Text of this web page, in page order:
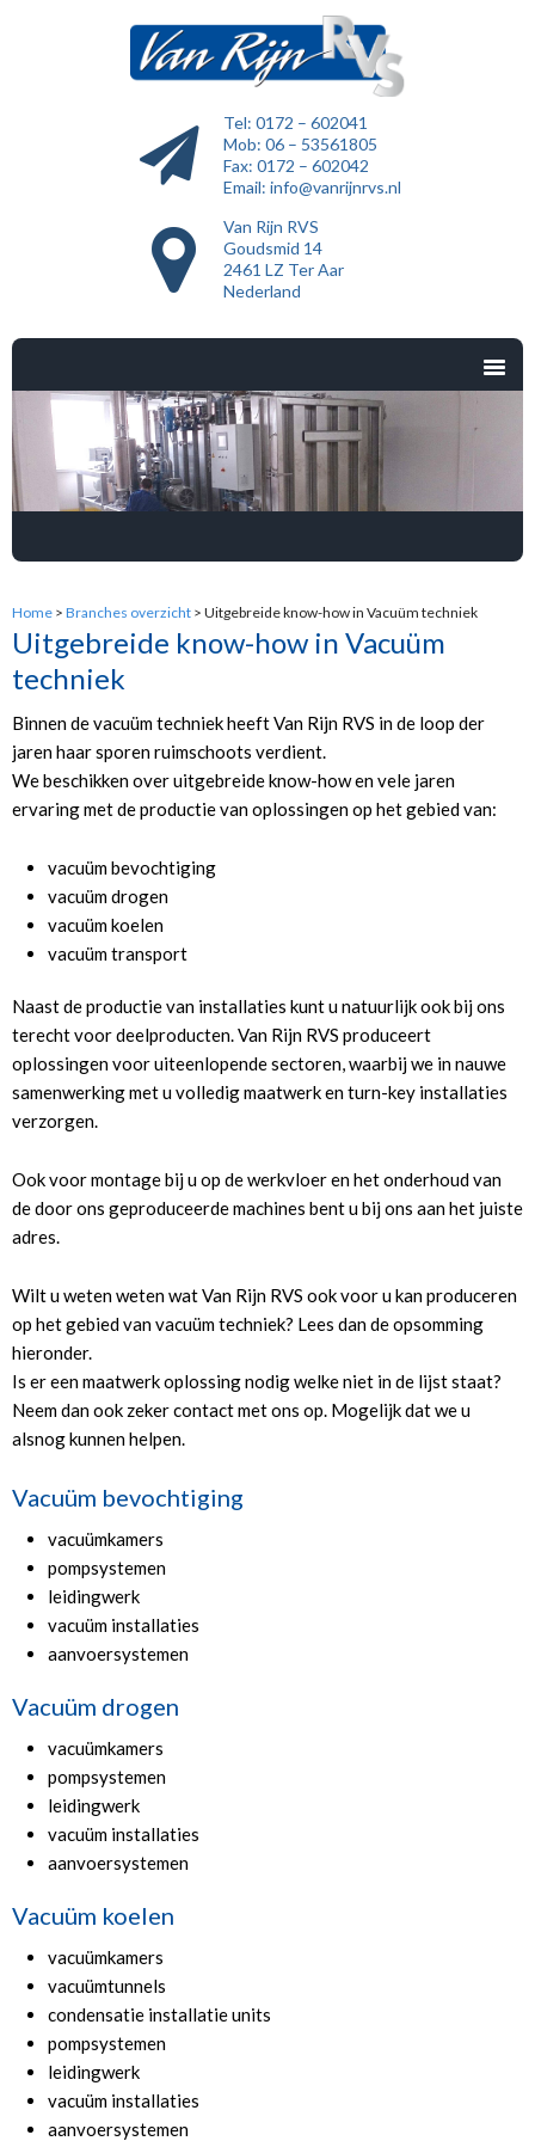
Tel: 0172 – 602041
Mob: 06 – 53561805
Fax: 0172 – 602042
Email: info@vanrijnrvs.nl
Van Rijn RVS
Goudsmid 14
2461 LZ Ter Aar
Nederland
Home > Branches overzicht > Uitgebreide know-how in Vacuüm techniek
Uitgebreide know-how in Vacuüm
techniek
Binnen de vacuüm techniek heeft Van Rijn RVS in de loop der
jaren haar sporen ruimschoots verdient.
We beschikken over uitgebreide know-how en vele jaren
ervaring met de productie van oplossingen op het gebied van:
vacuüm bevochtiging
vacuüm drogen
vacuüm koelen
vacuüm transport
Naast de productie van installaties kunt u natuurlijk ook bij ons
terecht voor deelproducten. Van Rijn RVS produceert
oplossingen voor uiteenlopende sectoren, waarbij we in nauwe
samenwerking met u volledig maatwerk en turn-key installaties
verzorgen.
Ook voor montage bij u op de werkvloer en het onderhoud van
de door ons geproduceerde machines bent u bij ons aan het juiste
adres.
Wilt u weten weten wat Van Rijn RVS ook voor u kan produceren
op het gebied van vacuüm techniek? Lees dan de opsomming
hieronder.
Is er een maatwerk oplossing nodig welke niet in de lijst staat?
Neem dan ook zeker contact met ons op. Mogelijk dat we u
alsnog kunnen helpen.
Vacuüm bevochtiging
vacuümkamers
pompsystemen
leidingwerk
vacuüm installaties
aanvoersystemen
Vacuüm drogen
vacuümkamers
pompsystemen
leidingwerk
vacuüm installaties
aanvoersystemen
Vacuüm koelen
vacuümkamers
vacuümtunnels
condensatie installatie units
pompsystemen
leidingwerk
vacuüm installaties
aanvoersystemen